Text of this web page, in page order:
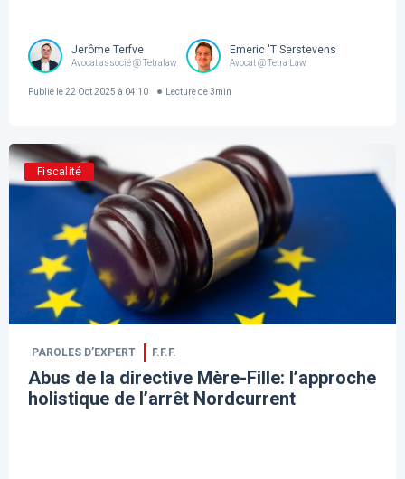
Jerôme Terfve
Avocat associé @ Tetralaw
Emeric 'T Serstevens
Avocat @ Tetra Law
Publié le22 Oct 2025 à 04:10 Lecture de 3min
Fiscalité
PAROLES D’EXPERT F.F.F.
Abus de la directive Mère-Fille: l’approche
holistique de l’arrêt Nordcurrent